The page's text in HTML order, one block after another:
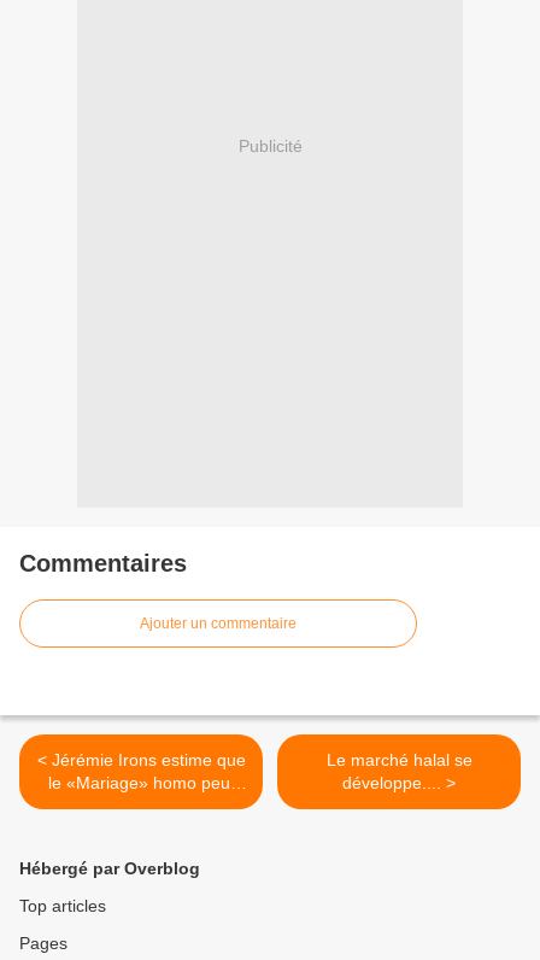
Publicité
Commentaires
Ajouter un commentaire
< Jérémie Irons estime que
le «Mariage» homo peut
conduire au Mariage entre
Le marché halal se
développe.... >
Hébergé par Overblog
Top articles
Pages